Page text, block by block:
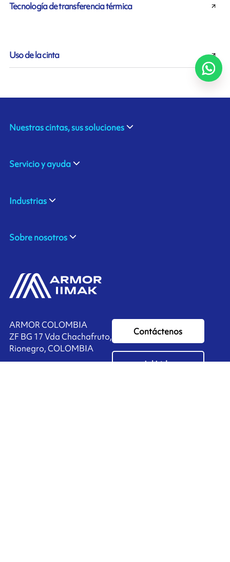
Tecnología de transferencia térmica
Uso de la cinta
ARMOR COLOMBIA
ZF BG 17 Vda Chachafruto,
Rionegro, COLOMBIA
Contáctenos
Ink'side
Nuestras cintas, sus soluciones
Servicio y ayuda
Industrias
Sobre nosotros